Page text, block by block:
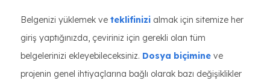
Belgenizi yüklemek ve teklifinizi almak için sitemize her
giriş yaptığınızda, çeviriniz için gerekli olan tüm
belgelerinizi ekleyebileceksiniz. Dosya biçimine ve
projenin genel ihtiyaçlarına bağlı olarak bazı değişiklikler